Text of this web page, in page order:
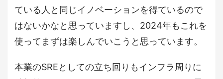
ている人と同じイノベーションを得ているので
はないかなと思っていますし、2024年もこれを
使ってまずは楽しんでいこうと思っています。
本業のSREとしての立ち回りもインフラ周りに